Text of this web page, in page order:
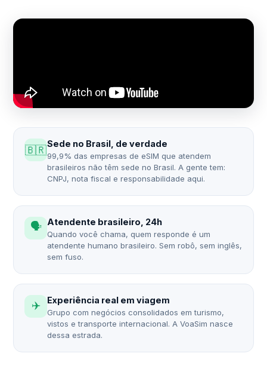
🇧🇷Sede no Brasil, de verdade
99,9% das empresas de eSIM que atendem
brasileiros não têm sede no Brasil. A gente tem:
CNPJ, nota fiscal e responsabilidade aqui.
🗣️ Atendente brasileiro, 24h
Quando você chama, quem responde é um
atendente humano brasileiro. Sem robô, sem inglês,
sem fuso.
✈️ Experiência real em viagem
Grupo com negócios consolidados em turismo,
vistos e transporte internacional. A VoaSim nasce
dessa estrada.